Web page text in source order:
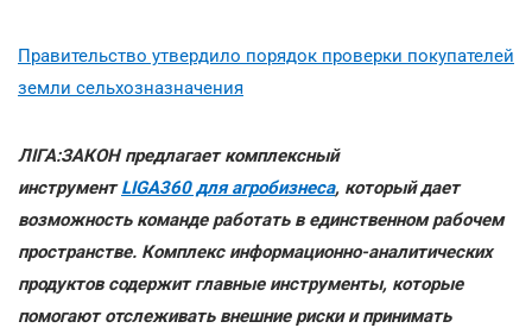
Правительство утвердило порядок проверки покупателей
земли сельхозназначения
ЛІГА:ЗАКОН предлагает комплексный
инструментLIGA360 для агробизнеса, который дает
возможность команде работать в единственном рабочем
пространстве. Комплекс информационно-аналитических
продуктов содержит главные инструменты, которые
помогают отслеживать внешние риски и принимать